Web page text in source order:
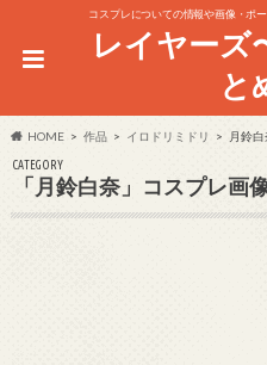
コスプレについての情報や画像・ポ
レイヤーズ
と
HOME 作品 イロドリミドリ 月鈴
CATEGORY
「月鈴白奈」コスプレ画